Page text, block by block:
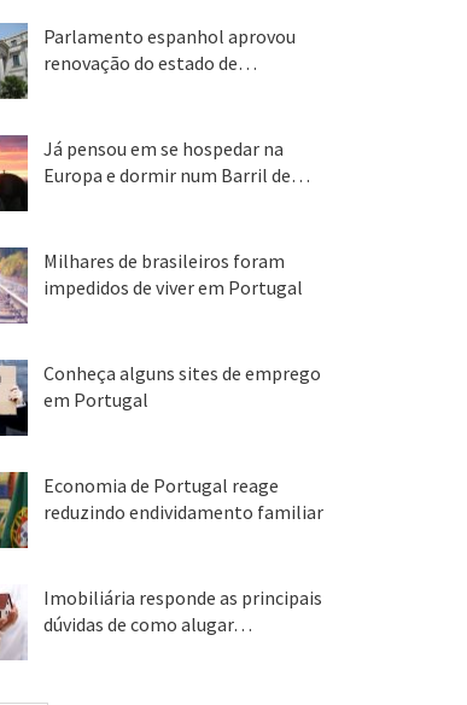
Parlamento espanhol aprovou
renovação do estado de…
Já pensou em se hospedar na
Europa e dormir num Barril de…
Milhares de brasileiros foram
impedidos de viver em Portugal
Conheça alguns sites de emprego
em Portugal
Economia de Portugal reage
reduzindo endividamento familiar
Imobiliária responde as principais
dúvidas de como alugar…